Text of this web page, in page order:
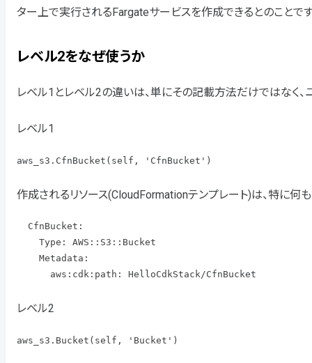
ター上で実行されるFargateサービスを作成できるとのことで
レベル2をなぜ使うか
レベル1とレベル2の違いは、単にその記載方法だけではなく、
レベル1
aws_s3.CfnBucket(self, 'CfnBucket')
作成されるリソース(CloudFormationテンプレート)は、特に何
      aws:cdk:path: HelloCdkStack/CfnBucket
レベル2
aws_s3.Bucket(self, 'Bucket')